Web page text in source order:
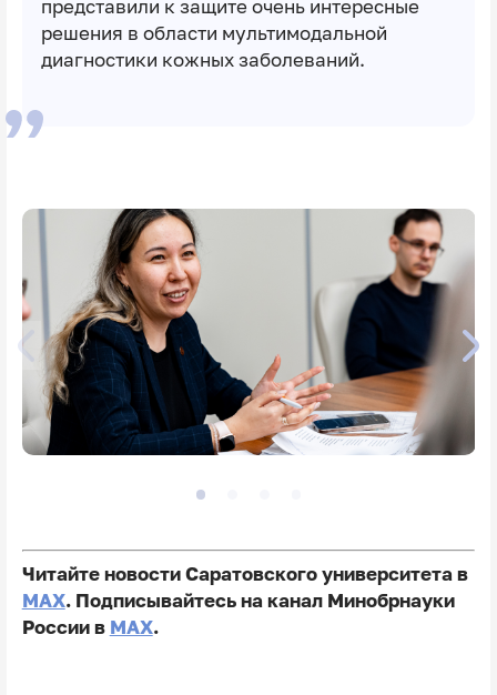
представили к защите очень интересные
решения в области мультимодальной
диагностики кожных заболеваний.
Читайте новости Саратовского университета в
MAX. Подписывайтесь на канал Минобрнауки
России в MAX.